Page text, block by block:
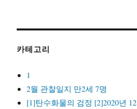
카테고리
1
2월 관찰일지 만2세 7명
[1]탄수화물의 검정 [2]2020년 12